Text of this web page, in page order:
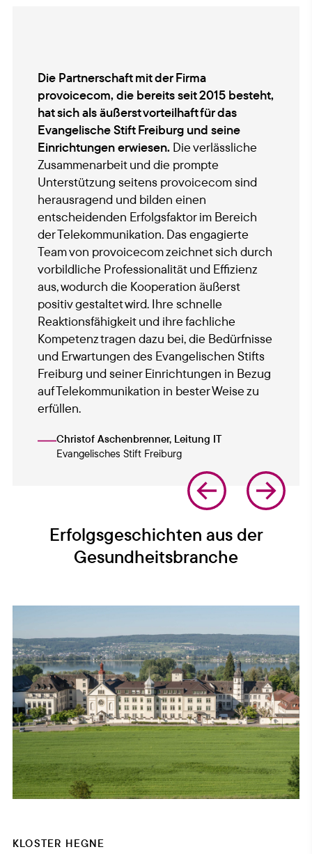
Die Partnerschaft mit der Firma
provoicecom, die bereits seit 2015 besteht,
hat sich als äußerst vorteilhaft für das
Evangelische Stift Freiburg und seine
Einrichtungen erwiesen. Die verlässliche
Zusammenarbeit und die prompte
Unterstützung seitens provoicecom sind
herausragend und bilden einen
entscheidenden Erfolgsfaktor im Bereich
der Telekommunikation. Das engagierte
Team von provoicecom zeichnet sich durch
vorbildliche Professionalität und Effizienz
aus, wodurch die Kooperation äußerst
positiv gestaltet wird. Ihre schnelle
Reaktionsfähigkeit und ihre fachliche
Kompetenz tragen dazu bei, die Bedürfnisse
und Erwartungen des Evangelischen Stifts
Freiburg und seiner Einrichtungen in Bezug
auf Telekommunikation in bester Weise zu
erfüllen.
Christof Aschenbrenner, Leitung IT
Evangelisches Stift Freiburg
Erfolgsgeschichten aus der
Gesundheitsbranche
KLOSTER HEGNE